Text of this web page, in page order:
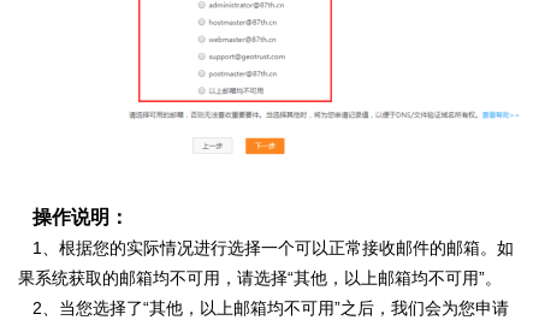
操作说明：
1、根据您的实际情况进行选择一个可以正常接收邮件的邮箱。如
果系统获取的邮箱均不可用，请选择“其他，以上邮箱均不可用”。
2、 当您选择了“其他，以上邮箱均不可用”之后，我们会为您申请